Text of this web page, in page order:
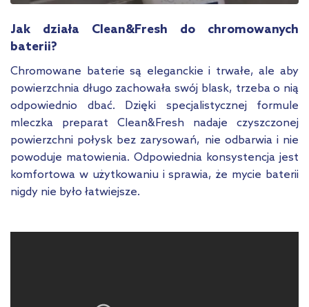
Jak działa Clean&Fresh do chromowanych
baterii?
Chromowane baterie są eleganckie i trwałe, ale aby
powierzchnia długo zachowała swój blask, trzeba o nią
odpowiednio dbać. Dzięki specjalistycznej formule
mleczka preparat Clean&Fresh nadaje czyszczonej
powierzchni połysk bez zarysowań, nie odbarwia i nie
powoduje matowienia. Odpowiednia konsystencja jest
komfortowa w użytkowaniu i sprawia, że mycie baterii
nigdy nie było łatwiejsze.